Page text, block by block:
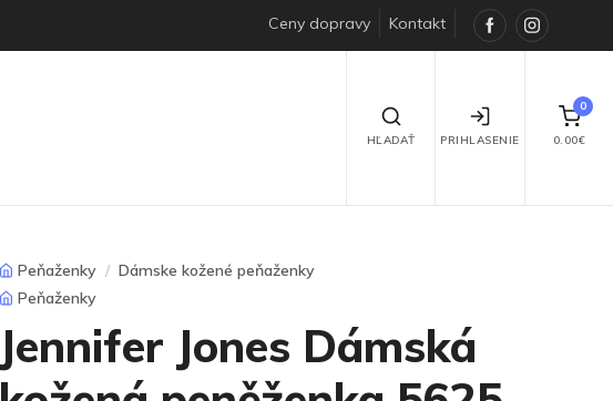
Ceny dopravy Kontakt Facebook
HĽADAŤ PRIHLASENIE
0
0.00€
Peňaženky
Dámske kožené peňaženky
Peňaženky
Jennifer Jones Dámská